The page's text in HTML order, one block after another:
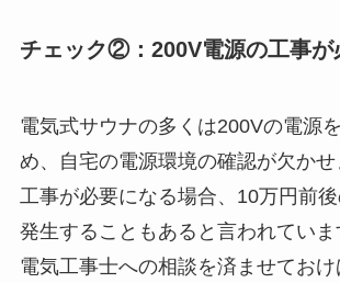
チェック②：200V電源の工事が
電気式サウナの多くは200Vの電源
め、自宅の電源環境の確認が欠か
工事が必要になる場合、10万円前
発生することもあると言われてい
電気工事士への相談を済ませてお